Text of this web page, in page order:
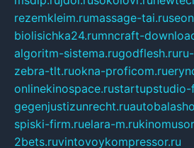
rezemkleim.rumassage-tai.ru
biolisichka24.rumncraft-
algoritm-sistema.rugodflesh.ru
zebra-tlt.ruokna-proficom.ru
onlinekinospace.rustartupstudio-
gegenjustizunrecht.ru
spiski-firm.ruelara-m.ru
2bets.ruvintovoykompressor.ru